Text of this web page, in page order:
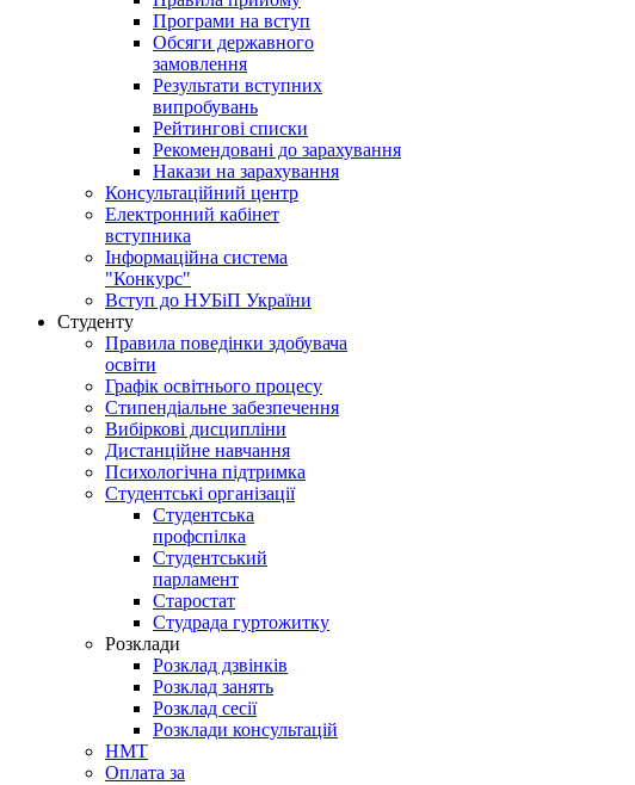
Програми на вступ
Обсяги державного
замовлення
Результати вступних
випробувань
Рейтингові списки
Рекомендовані до зарахування
Накази на зарахування
Консультаційний центр
Електронний кабінет
вступника
Інформаційна система
"Конкурс"
Вступ до НУБіП України
Студенту
Правила поведінки здобувача
освіти
Графік освітнього процесу
Стипендіальне забезпечення
Вибіркові дисципліни
Дистанційне навчання
Психологічна підтримка
Студентські організації
Студентська
профспілка
Студентський
парламент
Старостат
Студрада гуртожитку
Розклади
Розклад дзвінків
Розклад занять
Розклад сесії
Розклади консультацій
НМТ
Оплата за